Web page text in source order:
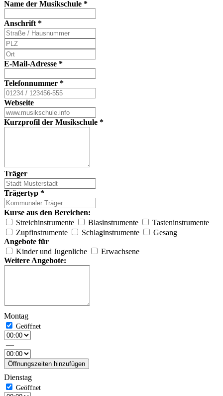
Name der Musikschule *
Anschrift *
E-Mail-Adresse *
Telefonnummer *
Webseite
Kurzprofil der Musikschule *
Träger
Trägertyp *
Kurse aus den Bereichen:
Streichinstrumente
Blasinstrumente
Tasteninstrumente
Zupfinstrumente
Schlaginstrumente
Gesang
Angebote für
Kinder und Jugenliche
Erwachsene
Weitere Angebote:
Montag
—
Öffnungszeiten hinzufügen
Dienstag